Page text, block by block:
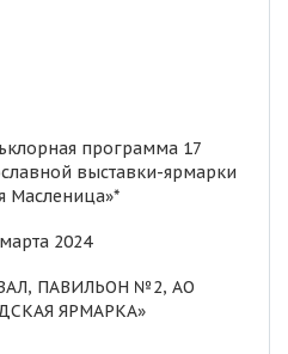
программа 17
выставки-ярмарки
Масленица»*
2024
ПАВИЛЬОН №2, АО
ЯРМАРКА»